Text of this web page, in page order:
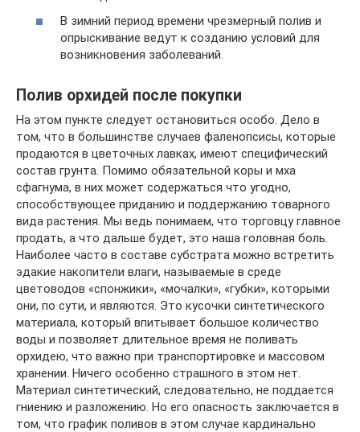
В зимний период времени чрезмерный полив и
опрыскивание ведут к созданию условий для
возникновения заболеваний.
Полив орхидей после покупки
На этом пункте следует остановиться особо. Дело в
том, что в большинстве случаев фаленопсисы, которые
продаются в цветочных лавках, имеют специфический
состав грунта. Помимо обязательной коры и мха
сфагнума, в них может содержаться что угодно,
способствующее приданию и поддержанию товарного
вида растения. Мы ведь понимаем, что торговцу главное
продать, а что дальше будет, это наша головная боль.
Наиболее часто в составе субстрата можно встретить
эдакие накопители влаги, называемые в среде
цветоводов «спонжики», «мочалки», «губки», которыми
они, по сути, и являются. Это кусочки синтетического
материала, который впитывает большое количество
воды и позволяет длительное время не поливать
орхидею, что важно при транспортировке и массовом
хранении. Ничего особенно страшного в этом нет.
Материал синтетический, следовательно, не поддается
гниению и разложению. Но его опасность заключается в
том, что график поливов в этом случае кардинально